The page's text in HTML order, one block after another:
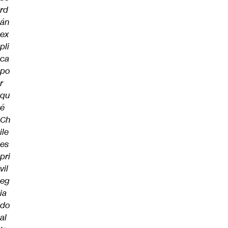
rd
án
ex
pli
ca
po
r
qu
é
Ch
ile
es
pri
vil
eg
ia
do
al